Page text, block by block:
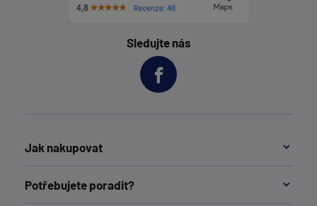
Sledujte nás
Jak nakupovat
Potřebujete poradit?